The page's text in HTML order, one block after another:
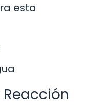
esta